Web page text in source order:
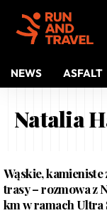
NEWS ASFALT
Natalia
Wąskie,
trasy – rozmowa z
km w ramach Ultra